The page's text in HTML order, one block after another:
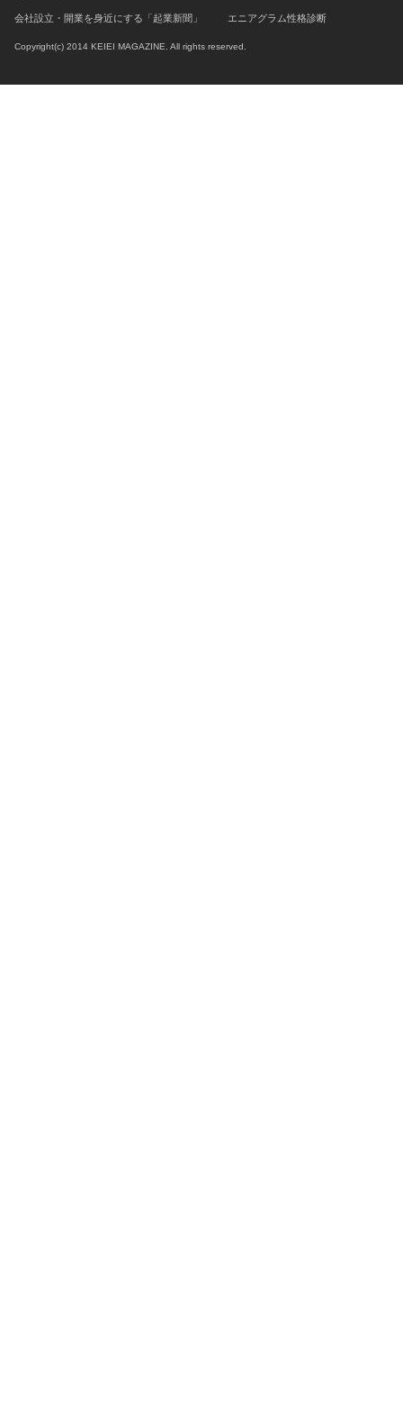
会社設立・開業を身近にする「起業新聞」 エニアグラム性格診断
Copyright(c) 2014 KEIEI MAGAZINE. All rights reserved.